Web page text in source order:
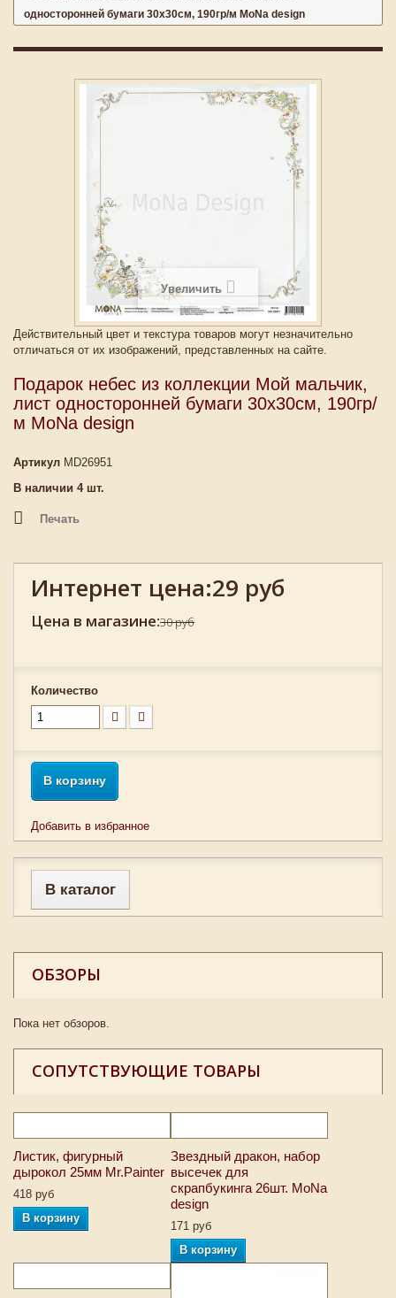
односторонней бумаги 30х30см, 190гр/м MoNa design
Увеличить
Действительный цвет и текстура товаров могут незначительно
отличаться от их изображений, представленных на сайте.
Подарок небес из коллекции Мой мальчик,
лист односторонней бумаги 30х30см, 190гр/
м MoNa design
Артикул MD26951
В наличии 4 шт.
Печать
Интернет цена:29 руб
Цена в магазине:30 руб
Количество
В корзину
Добавить в избранное
В каталог
ОБЗОРЫ
Пока нет обзоров.
СОПУТСТВУЮЩИЕ ТОВАРЫ
Листик, фигурный
дырокол 25мм Mr.Painter
418 руб
В корзину
Звездный дракон, набор
высечек для
скрапбукинга 26шт. MoNa
design
171 руб
В корзину